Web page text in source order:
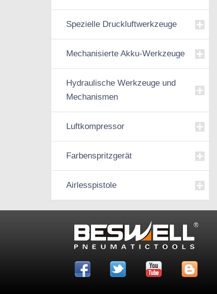
Spezielle Druckluftwerkzeuge
Mechanisierte Akku-Werkzeuge
Hydraulische Werkzeuge und
Mechanismen
Luftkompressor
Farbenspritzgerät
Airlesspistole